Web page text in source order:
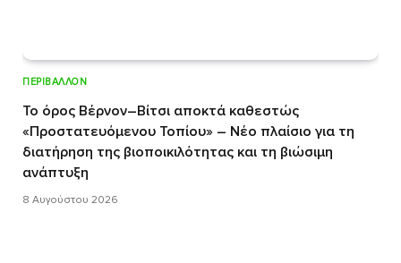
ΠΕΡΙΒΆΛΛΟΝ
Το όρος Βέρνον–Βίτσι αποκτά καθεστώς
«Προστατευόμενου Τοπίου» – Νέο πλαίσιο για τη
διατήρηση της βιοποικιλότητας και τη βιώσιμη
ανάπτυξη
8 Αυγούστου 2026